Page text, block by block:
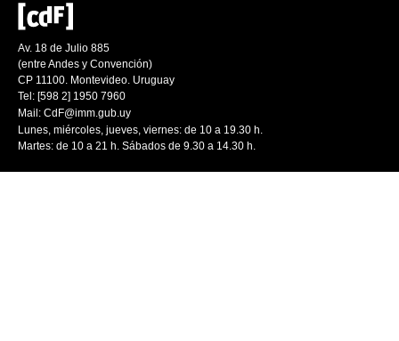
Av. 18 de Julio 885
(entre Andes y Convención)
CP 11100. Montevideo. Uruguay
Tel: [598 2] 1950 7960
Mail: CdF@imm.gub.uy
Lunes, miércoles, jueves, viernes: de 10 a 19.30 h.
Martes: de 10 a 21 h. Sábados de 9.30 a 14.30 h.